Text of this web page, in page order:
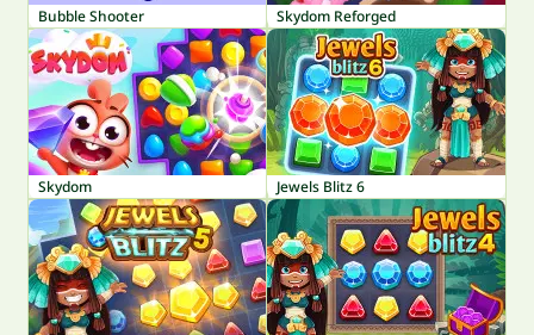
Bubble Shooter Skydom Reforged
Skydom Jewels Blitz 6